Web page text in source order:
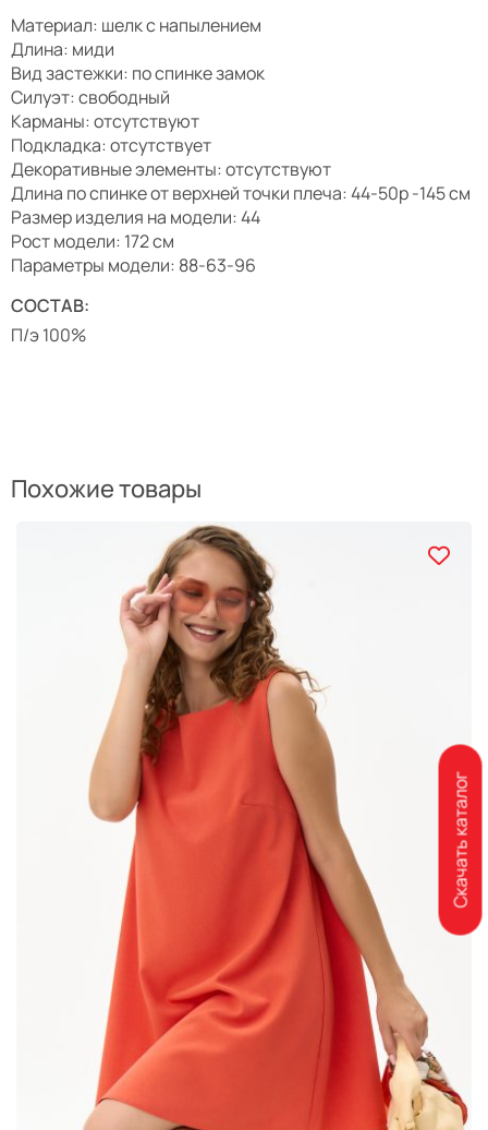
Материал: шелк с напылением
Длина: миди
Вид застежки: по спинке замок
Силуэт: свободный
Карманы: отсутствуют
Подкладка: отсутствует
Декоративные элементы: отсутствуют
Длина по спинке от верхней точки плеча: 44-50р -145 см
Размер изделия на модели: 44
Рост модели: 172 см
Параметры модели: 88-63-96
СОСТАВ:
П/э 100%
Похожие товары
Скачать каталог